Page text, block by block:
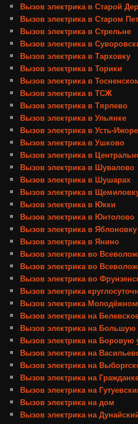
Вызов электрика в Старой
Вызов электрика в Старом
Вызов электрика в Стрельне
Вызов электрика в
Вызов электрика в Тарховку
Вызов электрика в Торики
Вызов электрика в
Вызов электрика в ТСЖ
Вызов электрика в Тярлево
Вызов электрика в Ульянке
Вызов электрика в Усть-Ижоре
Вызов электрика в Ушково
Вызов электрика в
Вызов электрика в Шувалово
Вызов электрика в Шушарах
Вызов электрика в
Вызов электрика в Юкки
Вызов электрика в Юнтолово
Вызов электрика в Яблоновку
Вызов электрика в Янино
Вызов электрика во
Вызов электрика во
Вызов электрика во
Вызов электрика
Вызов электрика Молодёжном
Вызов электрика на
Вызов электрика на Большую
Вызов электрика на Боровую
Вызов электрика на
Вызов электрика на
Вызов электрика на
Вызов электрика на
Вызов электрика на дом
Вызов электрика на